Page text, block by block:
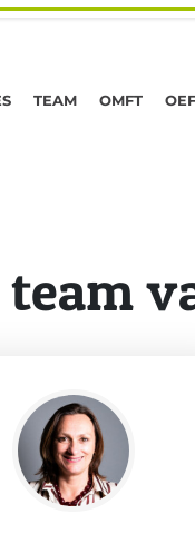
TEAM OMFT
team